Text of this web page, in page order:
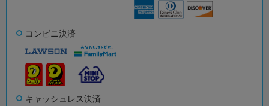
コンビニ決済
キャッシュレス決済